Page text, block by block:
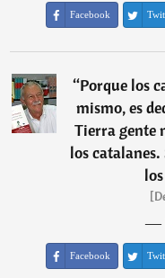
Facebook
“Porque los
mismo, es
Tierra gente
los
―
Facebook